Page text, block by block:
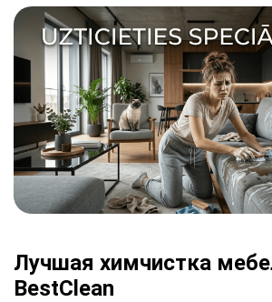
Лучшая химчистка
BestClean